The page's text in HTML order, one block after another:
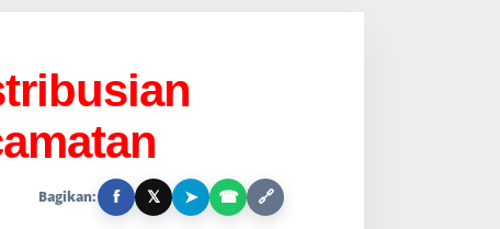
Bagikan: f 𝕏 ➤ ☎ 🔗